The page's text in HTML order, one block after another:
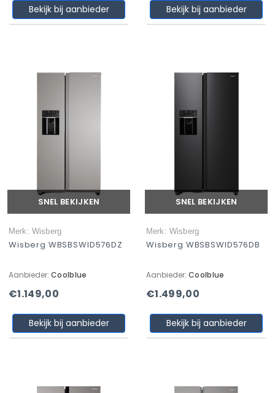
Bekijk bij aanbieder Bekijk bij aanbieder
SNEL BEKIJKEN
Merk: Wisberg
Wisberg WBSBSWID576DZ
Aanbieder: Coolblue
€1.149,00
Bekijk bij aanbieder
SNEL BEKIJKEN
Merk: Wisberg
Wisberg WBSBSWID576DB
Aanbieder: Coolblue
€1.499,00
Bekijk bij aanbieder